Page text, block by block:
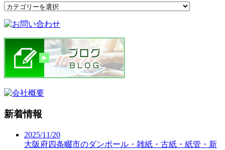
新着情報
2025/11/20
大阪府四条畷市のダンボール・雑紙・古紙・紙管・新